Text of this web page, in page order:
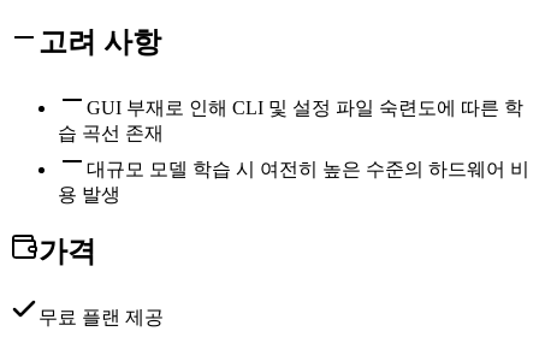
고려 사항
GUI 부재로 인해 CLI 및 설정 파일 숙련도에 따른 학
습 곡선 존재
대규모 모델 학습 시 여전히 높은 수준의 하드웨어 비
용 발생
가격
무료 플랜 제공